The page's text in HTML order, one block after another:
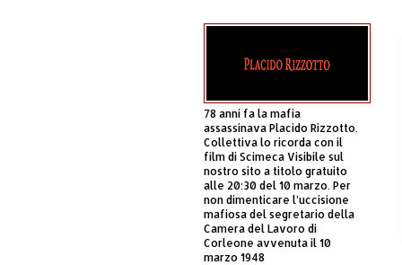
78 anni fa la mafia
assassinava Placido Rizzotto.
Collettiva lo ricorda con il
film di Scimeca Visibile sul
nostro sito a titolo gratuito
alle 20:30 del 10 marzo. Per
non dimenticare l’uccisione
mafiosa del segretario della
Camera del Lavoro di
Corleone avvenuta il 10
marzo 1948